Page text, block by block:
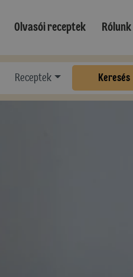
Olvasói receptek Rólunk
Receptek Keresés